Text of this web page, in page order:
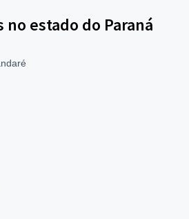
no estado do Paraná